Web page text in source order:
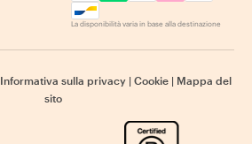
La disponibilità varia in base alla destinazione
Informativa sulla privacy | Cookie | Mappa del
sito